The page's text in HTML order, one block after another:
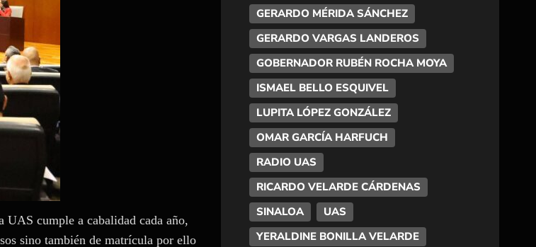
UAS cumple a cabalidad cada año,
sino también de matrícula por ello
GERARDO MÉRIDA SÁNCHEZ
GERARDO VARGAS LANDEROS
GOBERNADOR RUBÉN ROCHA MOYA
ISMAEL BELLO ESQUIVEL
LUPITA LÓPEZ GONZÁLEZ
OMAR GARCÍA HARFUCH
RADIO UAS
RICARDO VELARDE CÁRDENAS
SINALOA
UAS
YERALDINE BONILLA VELARDE